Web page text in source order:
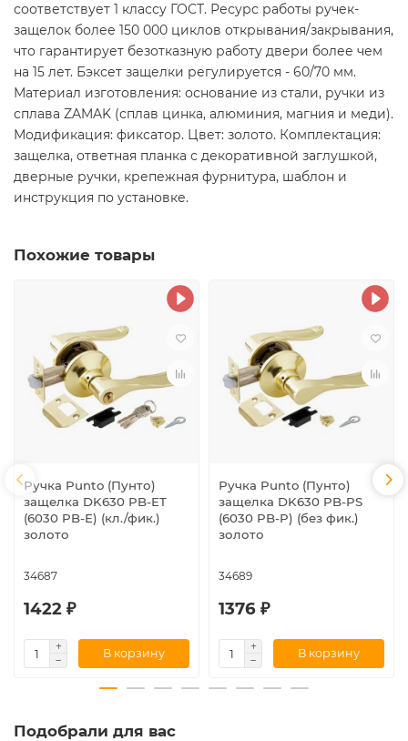
соответствует 1 классу ГОСТ. Ресурс работы ручек-
защелок более 150 000 циклов открывания/закрывания,
что гарантирует безотказную работу двери более чем
на 15 лет. Бэксет защелки регулируется - 60/70 мм.
Материал изготовления: основание из стали, ручки из
сплава ZAMAK (сплав цинка, алюминия, магния и меди).
Модификация: фиксатор. Цвет: золото. Комплектация:
защелка, ответная планка с декоративной заглушкой,
дверные ручки, крепежная фурнитура, шаблон и
инструкция по установке.
Похожие товары
Ручка Punto (Пунто)
защелка DK630 PB-ET
(6030 PB-E) (кл./фик.)
золото
34687
1422 ₽
В корзину
Ручка Punto (Пунто)
защелка DK630 PB-PS
(6030 PB-P) (без фик.)
золото
34689
1376 ₽
В корзину
Подобрали для вас